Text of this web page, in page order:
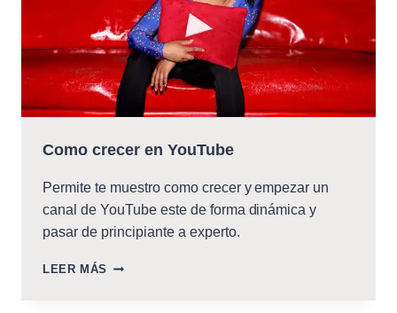
Como crecer en YouTube
Permite te muestro como crecer y empezar un
canal de YouTube este de forma dinámica y
pasar de principiante a experto.
LEER MÁS COMO